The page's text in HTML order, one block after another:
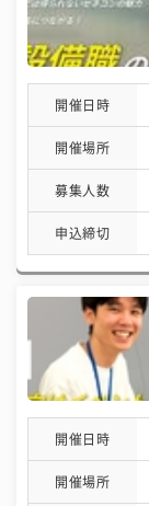
開催日時
開催場所
募集人数
申込締切
開催日時
開催場所